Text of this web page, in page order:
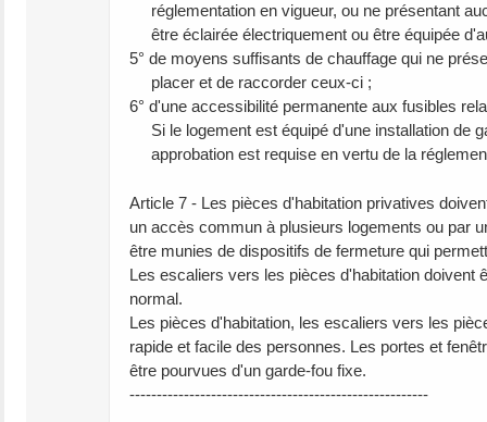
réglementation en vigueur, ou ne présentant
être éclairée électriquement ou être équipée
5° de moyens suffisants de chauffage qui ne
placer et de raccorder ceux-ci ;
6° d'une accessibilité permanente aux fusibles
Si le logement est équipé d'une installation de
approbation est requise en vertu de la
Article 7 - Les pièces d'habitation privatives
un accès commun à plusieurs logements ou par
être munies de dispositifs de fermeture qui
Les escaliers vers les pièces d'habitation doivent
normal.
Les pièces d'habitation, les escaliers vers les
rapide et facile des personnes. Les portes et
être pourvues d'un garde-fou fixe.
-------------------------------------------------------